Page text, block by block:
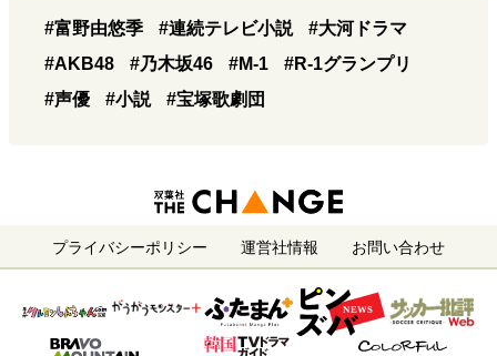
#富野由悠季 #連続テレビ小説
#大河ドラマ
#AKB48
#乃木坂46 #M-1
#R-1グランプリ
#声優
#小説 #宝塚歌劇団
プライバシーポリシー 運営社情報 お問い合わせ